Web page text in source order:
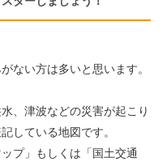
ない方は多いと思います。
、津波などの災害が起こり
している地図です。
プ」もしくは「国土交通